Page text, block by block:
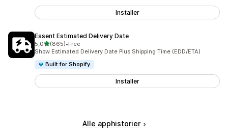
Installer
Essent Estimated Delivery Date
5,0av 5 stjerner
(865)
Totalt 865 omtaler
•Free
Show Estimated Delivery Date Plus Shipping Time (EDD/ETA)
Built for Shopify
Installer
Alle apphistorier